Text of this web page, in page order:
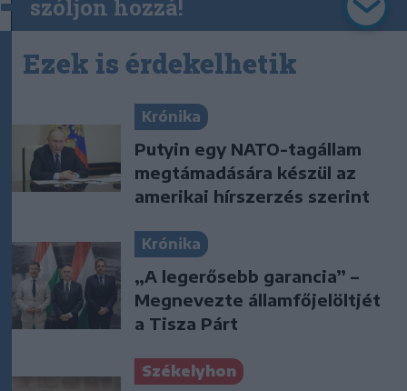
szóljon hozzá!
Ezek is érdekelhetik
Krónika
Putyin egy NATO-tagállam
megtámadására készül az
amerikai hírszerzés szerint
Krónika
„A legerősebb garancia” –
Megnevezte államfőjelöltjét
a Tisza Párt
Székelyhon